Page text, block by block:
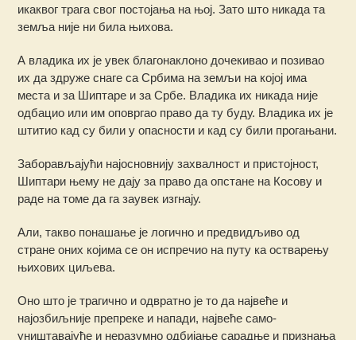
икаквог трага свог постојања на њој. Зато што никада та
земља није ни била њихова.
А владика их је увек благонаклоно дочекивао и позивао
их да здруже снаге са Србима на земљи на којој има
места и за Шиптаре и за Србе. Владика их никада није
одбацио или им оповргао право да ту буду. Владика их је
штитио кад су били у опасности и кад су били прогањани.
Заборављајући најосновнију захвалност и пристојност,
Шиптари њему не дају за право да опстане на Косову и
раде на томе да га заувек изгнају.
Али, такво понашање је логично и предвидљиво од
стране оних којима се он испречио на путу ка остварењу
њихових циљева.
Оно што је трагично и одвратно је то да највеће и
најозбиљније препреке и напади, највеће само-
уништавајуће и неразумно одбијање сарадње и признања